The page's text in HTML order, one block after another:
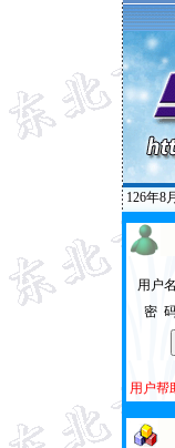
126年8
用户
密 码
用户帮